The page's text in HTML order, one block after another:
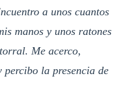
a unos cuantos
manos y unos ratones
Me acerco,
percibo la presencia de